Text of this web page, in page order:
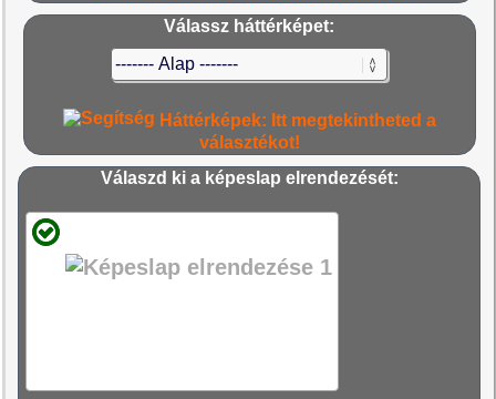
Válassz háttérképet:
Háttérképek: Itt megtekintheted a
választékot!
Válaszd ki a képeslap elrendezését: